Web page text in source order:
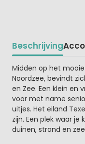
Beschrijving
Beschrijving
Midden op het
Noordzee, bevindt
en Zee. Een klein en
voor met name
uitjes. Het eiland
zijn. Een plek waar
duinen, strand en